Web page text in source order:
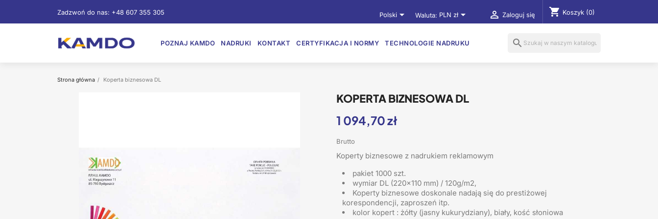
Zadzwoń do nas: +48 607 355 305 Polski Waluta: PLN zł  Zaloguj się shopping_cart Koszyk (0)
POZNAJ KAMDO NADRUKI KONTAKT CERTYFIKACJA I NORMY TECHNOLOGIE NADRUKU search
Strona główna Koperta biznesowa DL
KOPERTA BIZNESOWA DL
1 094,70 zł
Brutto
Koperty biznesowe z nadrukiem reklamowym
pakiet 1000 szt.
wymiar DL (220x110 mm) / 120g/m2,
Koperty biznesowe doskonale nadają się do prestiżowej
korespondencji, zaproszeń itp.
kolor kopert : żółty (jasny kukurydziany), biały, kość słoniowa